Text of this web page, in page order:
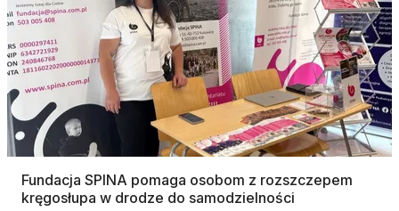
Fundacja SPINA pomaga osobom z rozszczepem
kręgosłupa w drodze do samodzielności